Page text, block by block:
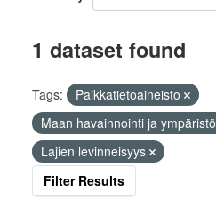
1 dataset found
Tags:
Paikkatietoaineisto
Maan havainnointi ja ympäristö
Lajien levinneisyys
Filter Results